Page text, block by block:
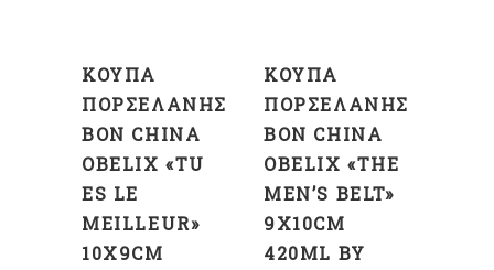
ΚΟΎΠΑ
ΠΟΡΣΕΛΆΝΗΣ
BON CHINA
OBELIX «TU
ES LE
MEILLEUR»
10X9CM
ΚΟΎΠΑ
ΠΟΡΣΕΛΆΝΗΣ
BON CHINA
OBELIX «THE
MEN’S BELT»
9X10CM
420ML BY